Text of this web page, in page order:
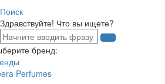
Поиск
Здравствуйте! Что вы ищете?
бренд:
Perfumes